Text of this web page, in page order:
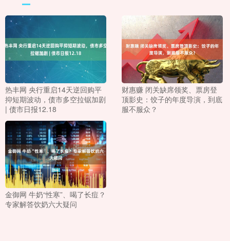
热丰网 央行重启14天逆回购平
抑短期波动，债市多空拉锯加剧
| 债市日报12.18
财惠赚 闭关缺席领奖、票房登
顶影史：饺子的年度导演，到底
服不服众？
金御网 牛奶“性寒”、喝了长痘？
专家解答饮奶六大疑问